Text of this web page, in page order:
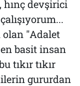
hınç devşirici
"Adalet
basit insan
tıkır tıkır
gururdan